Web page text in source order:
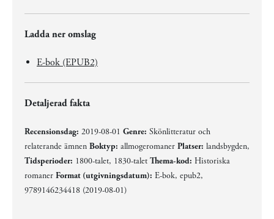
Ladda ner omslag
E-bok (EPUB2)
Detaljerad fakta
Recensionsdag: 2019-08-01 Genre: Skönlitteratur och
relaterande ämnen Boktyp: allmogeromaner Platser: landsbygden,
Tidsperioder: 1800-talet, 1830-talet Thema-kod: Historiska
romaner Format (utgivningsdatum): E-bok, epub2,
9789146234418 (2019-08-01)